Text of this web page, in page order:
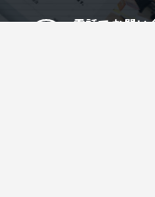
電話でお問い